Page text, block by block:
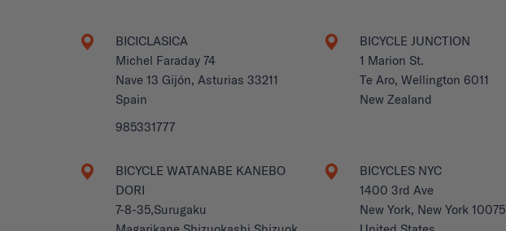
BICICLASICA
Michel Faraday 74
Nave 13 Gijón, Asturias 33211
Spain
985331777
BICYCLE JUNCTION
1 Marion St.
Te Aro, Wellington 6011
New Zealand
BICYCLE WATANABE KANEBO
DORI
7-8-35,Surugaku
BICYCLES NYC
1400 3rd Ave
New York, New York 10075